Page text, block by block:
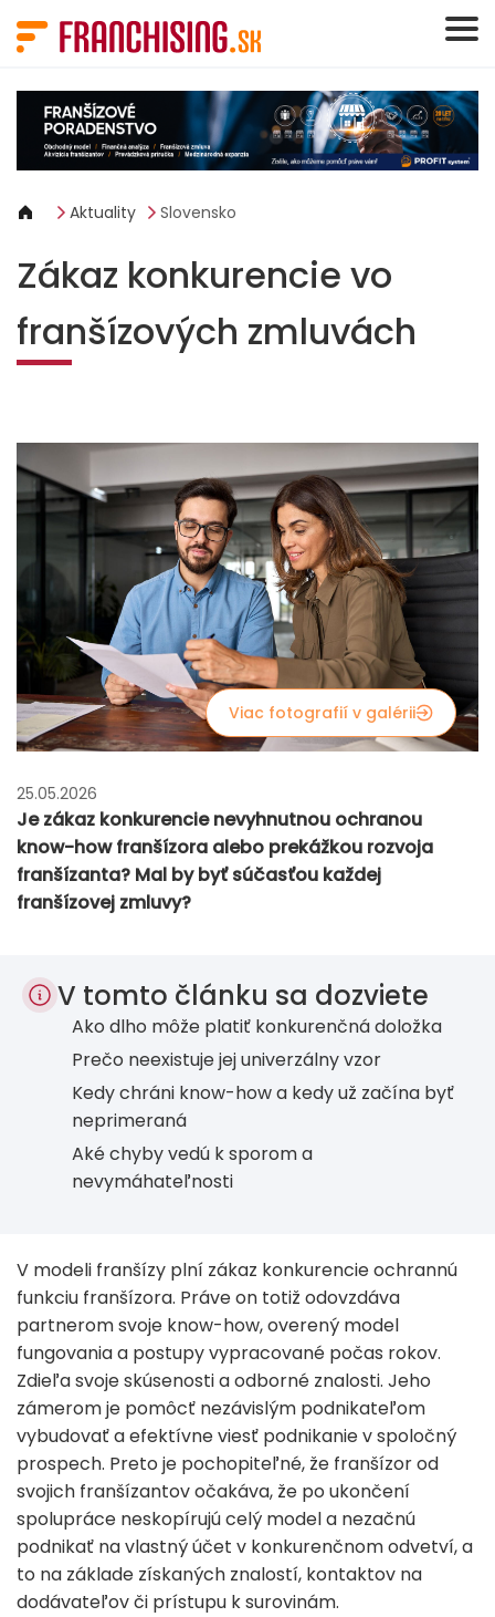
Aktuality Slovensko
Zákaz konkurencie vo
franšízových zmluvách
Viac fotografií v galérii
25.05.2026
Je zákaz konkurencie nevyhnutnou ochranou
know-how franšízora alebo prekážkou rozvoja
franšízanta? Mal by byť súčasťou každej
franšízovej zmluvy?
V tomto článku sa dozviete
Ako dlho môže platiť konkurenčná doložka
Prečo neexistuje jej univerzálny vzor
Kedy chráni know-how a kedy už začína byť
neprimeraná
Aké chyby vedú k sporom a
nevymáhateľnosti
V modeli franšízy plní zákaz konkurencie ochrannú
funkciu franšízora. Práve on totiž odovzdáva
partnerom svoje know-how, overený model
fungovania a postupy vypracované počas rokov.
Zdieľa svoje skúsenosti a odborné znalosti. Jeho
zámerom je pomôcť nezávislým podnikateľom
vybudovať a efektívne viesť podnikanie v spoločný
prospech. Preto je pochopiteľné, že franšízor od
svojich franšízantov očakáva, že po ukončení
spolupráce neskopírujú celý model a nezačnú
podnikať na vlastný účet v konkurenčnom odvetví, a
to na základe získaných znalostí, kontaktov na
dodávateľov či prístupu k surovinám.